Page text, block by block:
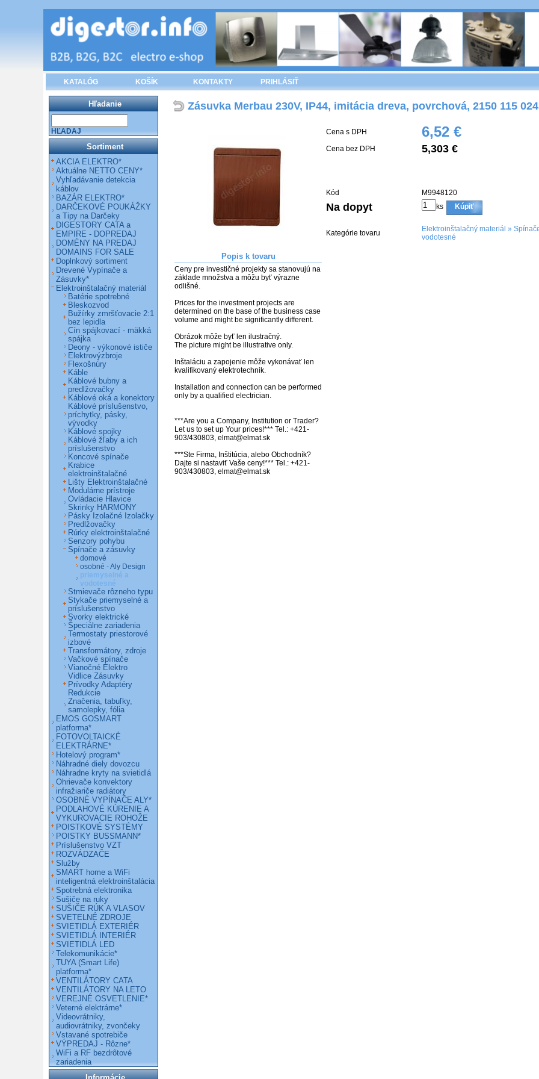
KATALÓG KOŠÍK KONTAKTY PRIHLÁSIŤ
Zásuvka Merbau 230V, IP44, imitácia dreva, povrchová, 2150 115
Cena s DPH 6,52 €
Cena bez DPH 5,303 €
Kód M9948120
Na dopyt ks Kúpiť
Kategórie tovaru Elektroinštalačný materiál »
vodotesné
Popis k tovaru
Ceny pre investičné projekty sa stanovujú na
základe množstva a môžu byť výrazne
odlišné.
Prices for the investment projects are
determined on the base of the business case
volume and might be significantly different.
Obrázok môže byť len ilustračný.
The picture might be illustrative only.
Inštaláciu a zapojenie môže vykonávať len
kvalifikovaný elektrotechnik.
Installation and connection can be performed
only by a qualified electrician.
***Are you a Company, Institution or Trader?
Let us to set up Your prices!*** Tel.: +421-
903/430803, elmat@elmat.sk
***Ste Firma, Inštitúcia, alebo Obchodník?
Dajte si nastaviť Vaše ceny!*** Tel.: +421-
903/430803, elmat@elmat.sk
Hľadanie
HĽADAJ
Sortiment
AKCIA ELEKTRO*
Aktuálne NETTO CENY*
Vyhľadávanie detekcia
káblov
BAZÁR ELEKTRO*
DARČEKOVÉ POUKÁŽKY
a Tipy na Darčeky
DIGESTORY CATA a
EMPIRE - DOPREDAJ
DOMÉNY NA PREDAJ
DOMAINS FOR SALE
Doplnkový sortiment
Drevené Vypínače a
Zásuvky*
Elektroinštalačný materiál
Batérie spotrebné
Bleskozvod
Bužírky zmršťovacie 2:1
bez lepidla
Cín spájkovací - mäkká
spájka
Deony - výkonové ističe
Elektrovýzbroje
Flexošnúry
Káble
Káblové bubny a
predlžovačky
Káblové oká a konektory
Káblové príslušenstvo,
príchytky, pásky,
vývodky
Káblové spojky
Káblové žľaby a ich
príslušenstvo
Koncové spínače
Krabice
elektroinštalačné
Lišty Elektroinštalačné
Modulárne prístroje
Ovládacie Hlavice
Skrinky HARMONY
Pásky Izolačné Izolačky
Predlžovačky
Rúrky elektroinštalačné
Senzory pohybu
Spínače a zásuvky
domové
osobné - Aly Design
priemyselné a
vodotesné
Stmievače rôzneho typu
Stykače priemyselné a
príslušenstvo
Svorky elektrické
Špeciálne zariadenia
Termostaty priestorové
izbové
Transformátory, zdroje
Vačkové spínače
Vianočné Elektro
Vidlice Zásuvky
Prívodky Adaptéry
Redukcie
Značenia, tabuľky,
samolepky, fólia
EMOS GOSMART
platforma*
FOTOVOLTAICKÉ
ELEKTRÁRNE*
Hotelový program*
Náhradné diely dovozcu
Náhradne kryty na svietidlá
Ohrievače konvektory
infražiariče radiátory
OSOBNÉ VYPÍNAČE ALY*
PODLAHOVÉ KÚRENIE A
VYKUROVACIE ROHOŽE
POISTKOVÉ SYSTÉMY
POISTKY BUSSMANN*
Príslušenstvo VZT
ROZVÁDZAČE
Služby
SMART home a WiFi
inteligentná elektroinštalácia
Spotrebná elektronika
Sušiče na ruky
SUŠIČE RÚK A VLASOV
SVETELNÉ ZDROJE
SVIETIDLÁ EXTERIÉR
SVIETIDLÁ INTERIÉR
SVIETIDLÁ LED
Telekomunikácie*
TUYA (Smart Life)
platforma*
VENTILÁTORY CATA
VENTILÁTORY NA LETO
VEREJNÉ OSVETLENIE*
Veterné elektrárne*
Videovrátniky,
audiovrátniky, zvončeky
Vstavané spotrebiče
VÝPREDAJ - Rôzne*
WiFi a RF bezdrôtové
zariadenia